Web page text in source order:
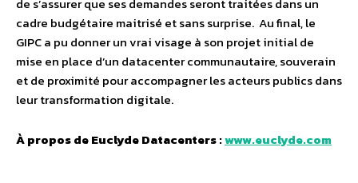
cadre budgétaire maitrisé et sans surprise. Au final, le
GIPC a pu donner un vrai visage à son projet initial de
mise en place d’un datacenter communautaire, souverain
et de proximité pour accompagner les acteurs publics dans
leur transformation digitale.
À propos de Euclyde Datacenters :www.euclyde.com